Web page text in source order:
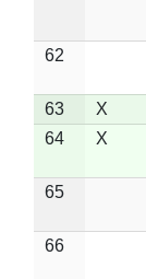
62
63 X
64
X
65
66